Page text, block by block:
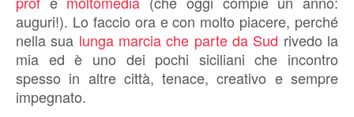
auguri!). Lo faccio ora e con molto piacere, perché
nella sua lunga marcia che parte da Sud rivedo la
mia ed è uno dei pochi siciliani che incontro
spesso in altre città, tenace, creativo e sempre
impegnato.